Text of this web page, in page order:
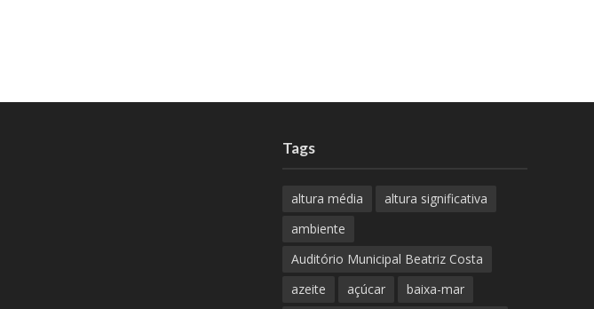
Tags
altura média
altura significativa
ambiente
Auditório Municipal Beatriz Costa
azeite
açúcar
baixa-mar